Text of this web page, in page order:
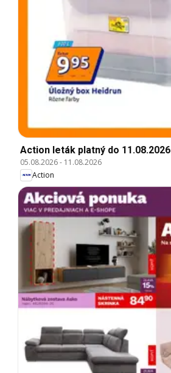
Action leták platný do 11.08.2026
05.08.2026- 11.08.2026
Action